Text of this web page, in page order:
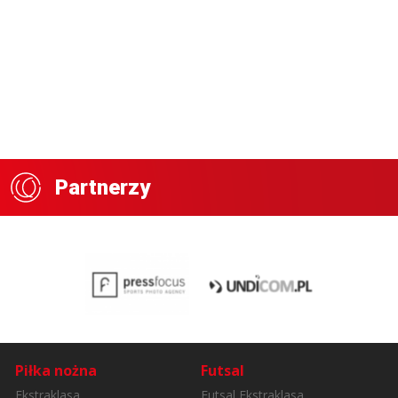
Partnerzy
Piłka nożna Futsal